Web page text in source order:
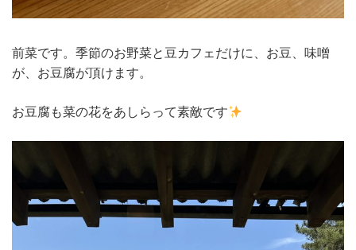
前菜です。季節のお野菜と豆カフェだけに、お豆、味噌
が、お豆腐が頂けます。
お豆腐も菜の花をあしらって素敵です